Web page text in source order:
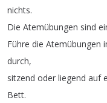
nichts.
Die Atemübungen sind
Führe die Atemübungen
durch,
sitzend oder liegend auf
Bett.